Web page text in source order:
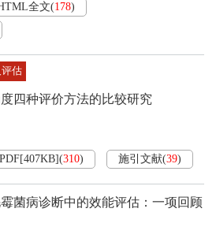
全文(178)
估
四种评价方法的比较研究
PDF[407KB](310) 施引文献(39)
菌病诊断中的效能评估：一项回顾